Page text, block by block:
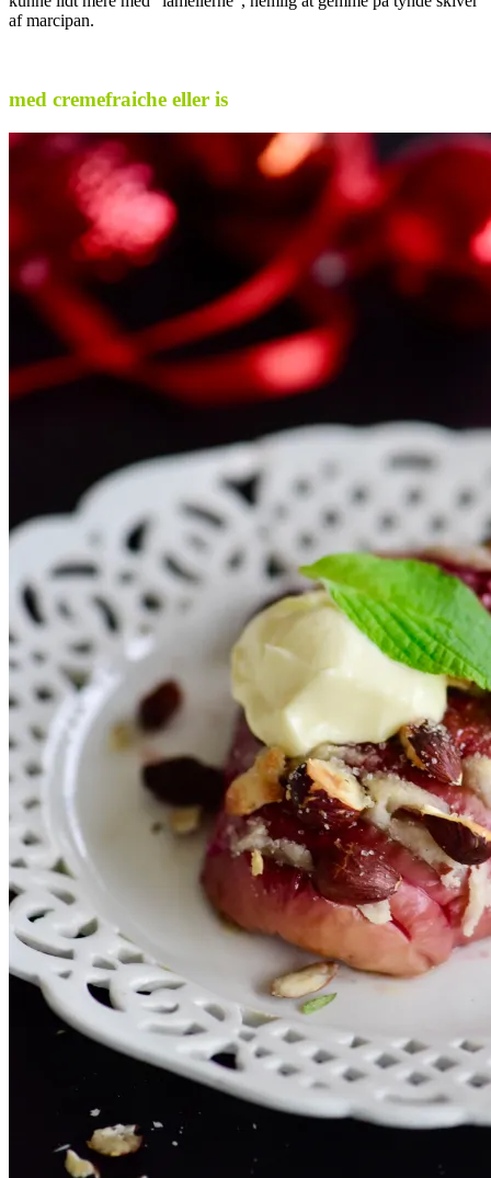
af marcipan.
med cremefraiche eller is